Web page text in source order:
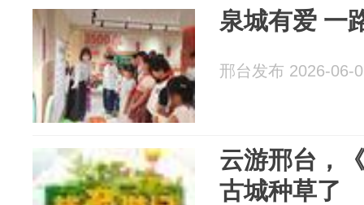
泉城有爱 一
邢台发布 2026-06-
云游邢台，
古城种草了